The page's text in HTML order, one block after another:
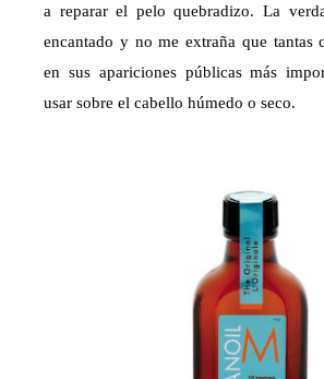
a reparar el pelo quebradizo. La
encantado y no me extraña que tantas
en sus apariciones públicas más
usar sobre el cabello húmedo o seco.